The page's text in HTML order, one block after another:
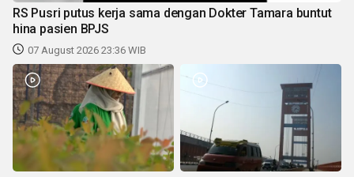
RS Pusri putus kerja sama dengan Dokter Tamara buntut
hina pasien BPJS
07 August 2026 23:36 WIB